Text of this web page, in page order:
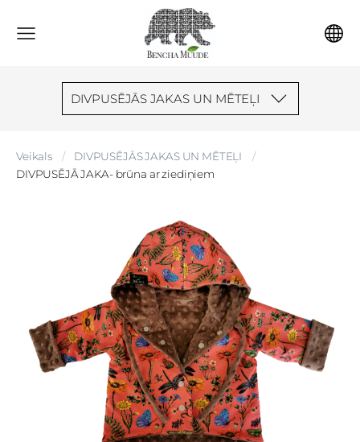
DIVPUSĒJĀS JAKAS UN MĒTEĻI
Veikals
DIVPUSĒJĀS JAKAS UN MĒTEĻI
DIVPUSĒJĀ JAKA- brūna ar ziediņiem